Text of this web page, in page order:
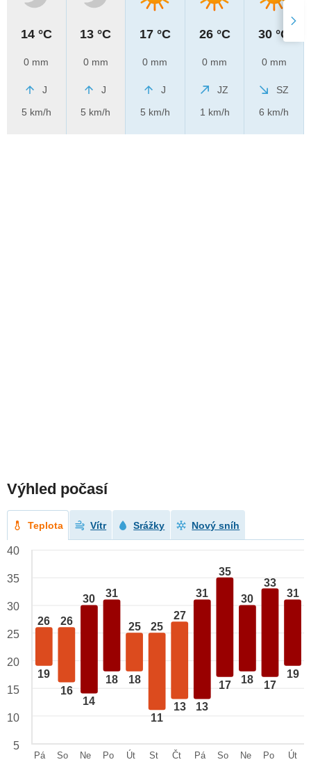
14 °C
0 mm
J
5 km/h
13 °C
0 mm
J
5 km/h
17 °C
0 mm
J
5 km/h
26 °C
0 mm
JZ
1 km/h
30 °C
0 mm
SZ
6 km/h
Výhled počasí
Teplota Vítr Srážky Nový sníh
26
19
26
16
30
14
31
18
25
18
25
11
27
13
31
13
35
17
30
18
33
17
31
19
40
35
30
25
20
15
10
5
Pá
So
Ne
Po
Út
St
Čt
Pá
So
Ne
Po
Út